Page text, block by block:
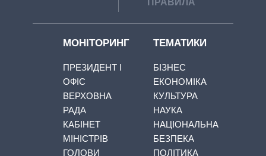
МОНІТОРИНГ
ПРЕЗИДЕНТ І
ОФІС
ВЕРХОВНА
РАДА
КАБІНЕТ
МІНІСТРІВ
ГОЛОВИ
ТЕМАТИКИ
БІЗНЕС
ЕКОНОМІКА
КУЛЬТУРА
НАУКА
НАЦІОНАЛЬНА
БЕЗПЕКА
ПОЛІТИКА